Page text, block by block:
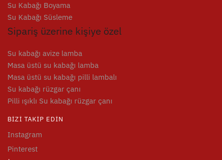
Su Kabağı Boyama
Su Kabağı Süsleme
Sipariş üzerine kişiye özel
Su kabağı avize lamba
Masa üstü su kabağı lamba
Masa üstü su kabağı pilli lambalı
Su kabağı rüzgar çanı
Pilli ışıklı Su kabağı rüzgar çanı
BIZI TAKIP EDIN
Instagram
Pinterest